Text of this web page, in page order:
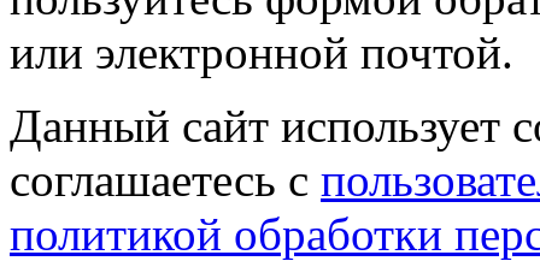
или электронной почтой.
Данный сайт использует
соглашаетесь с
политикой обработки